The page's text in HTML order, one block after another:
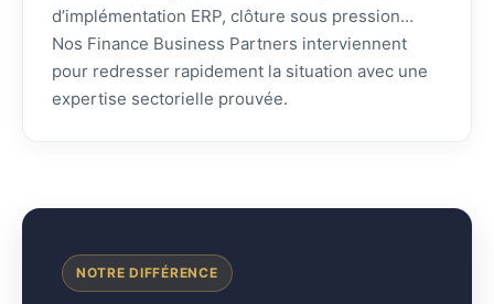
d’implémentation ERP, clôture sous pression…
Nos Finance Business Partners interviennent
pour redresser rapidement la situation avec une
expertise sectorielle prouvée.
NOTRE DIFFÉRENCE